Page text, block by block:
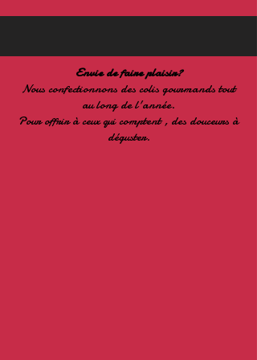
Envie de faire plaisir?
Nous confectionnons des colis gourmands tout
au long de l'année.
Pour offrir à ceux qui comptent , des douceurs à
déguster.